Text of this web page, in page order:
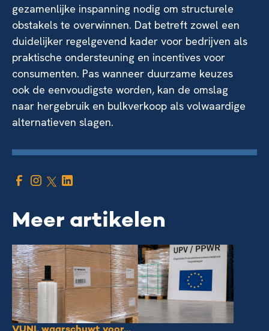
gezamenlijke inspanning nodig om structurele
obstakels te overwinnen. Dat betreft zowel een
duidelijker regelgevend kader voor bedrijven als
praktische ondersteuning en incentives voor
consumenten. Pas wanneer duurzame keuzes
ook de eenvoudigste worden, kan de omslag
naar hergebruik en bulkverkoop als volwaardige
alternatieven slagen.
Meer artikelen